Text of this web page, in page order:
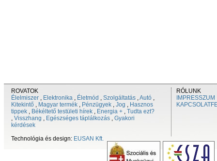
ROVATOK
Élelmiszer , Elektronika , Életmód , Szolgáltatás ,Autó ,
Kitekintő , Magyar termék , Pénzügyek , Jog , Hasznos
tippek , Békéltető testületi hírek , Energia + , Tudta ezt?
, Visszhang , Egészséges táplálkozás , Gyakori
kérdések
Technológia és design: EUSAN Kft.
RÓLUNK
IMPRESSZUM